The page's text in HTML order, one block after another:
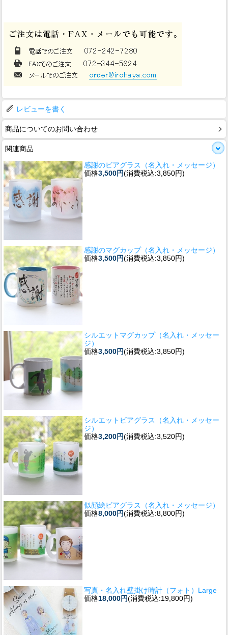
レビューを書く
商品についてのお問い合わせ
関連商品
感謝のビアグラス（名入れ・メッセージ）
価格3,500円(消費税込:3,850円)
感謝のマグカップ（名入れ・メッセージ）
価格3,500円(消費税込:3,850円)
シルエットマグカップ（名入れ・メッセー
ジ）
価格3,500円(消費税込:3,850円)
シルエットビアグラス（名入れ・メッセー
ジ）
価格3,200円(消費税込:3,520円)
似顔絵ビアグラス（名入れ・メッセージ）
価格8,000円(消費税込:8,800円)
写真・名入れ壁掛け時計（フォト）Large
価格18,000円(消費税込:19,800円)